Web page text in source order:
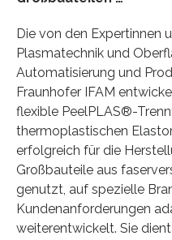
Die von den Expertinnen
Plasmatechnik und
Automatisierung und
Fraunhofer IFAM
flexible PeelPLAS®-
thermoplastischen
erfolgreich für die
Großbauteile aus
genutzt, auf spezielle
Kundenanforderungen
weiterentwickelt. Sie